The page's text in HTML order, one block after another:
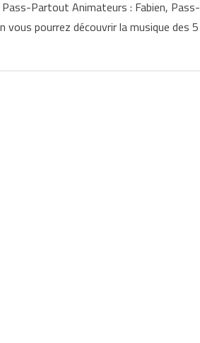
Partout Animateurs : Fabien, Pass-
pourrez découvrir la musique des 5